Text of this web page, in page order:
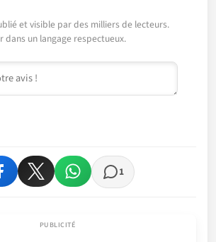
et visible par des milliers de lecteurs.
dans un langage respectueux.
1